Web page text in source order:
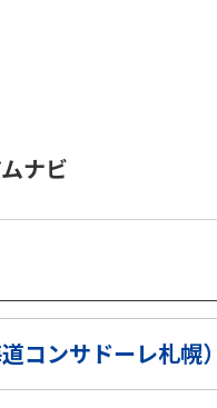
ナビ
コンサドーレ札幌）